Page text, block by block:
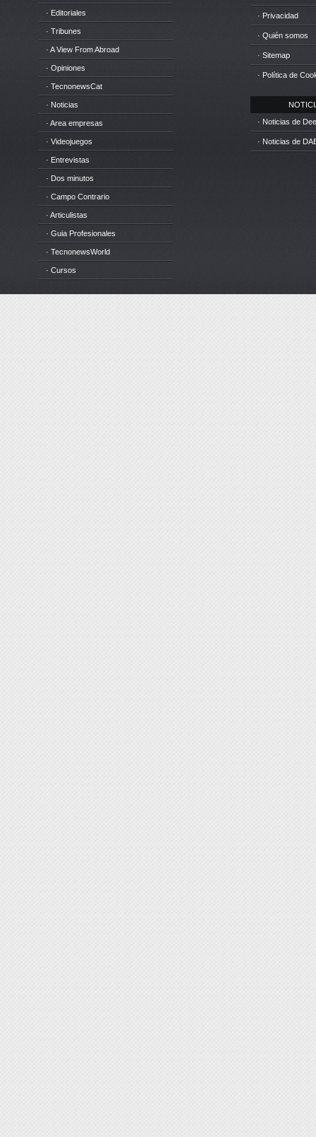
· Editoriales
· Tribunes
· A View From Abroad
· Opiniones
· TecnonewsCat
· Noticias
· Area empresas
· Videojuegos
· Entrevistas
· Dos minutos
· Campo Contrario
· Articulistas
· Guia Profesionales
· TecnonewsWorld
· Cursos
· Privacidad
· Quién somos
· Sitemap
· Política de
· Noticias de
· Noticias de